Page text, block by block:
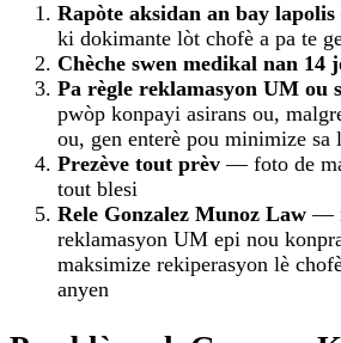
Rapòte aksidan an bay lapolis
ki dokimante lòt chofè a pa te
Chèche swen medikal nan 14
Pa règle reklamasyon UM ou
pwòp konpayi asirans ou,
ou, gen enterè pou minimize sa
Prezève tout prèv — foto de
tout blesi
Rele Gonzalez Munoz Law —
reklamasyon UM epi nou
maksimize rekiperasyon lè
anyen